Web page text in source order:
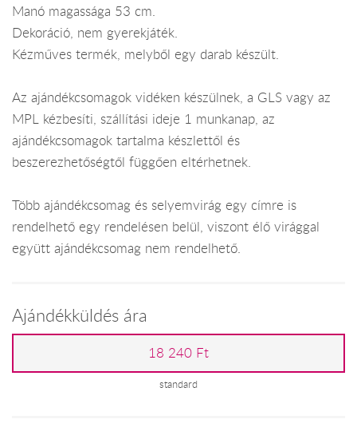
Manó magassága 53 cm.
Dekoráció, nem gyerekjáték.
Kézműves termék, melyből egy darab készült.
Az ajándékcsomagok vidéken készülnek, a GLS vagy az
MPL kézbesíti, szállítási ideje 1 munkanap, az
ajándékcsomagok tartalma készlettől és
beszerezhetőségtől függően eltérhetnek.
Több ajándékcsomag és selyemvirág egy címre is
rendelhető egy rendelésen belül, viszont élő virággal
együtt ajándékcsomag nem rendelhető.
Ajándékküldés ára
18 240 Ft
standard